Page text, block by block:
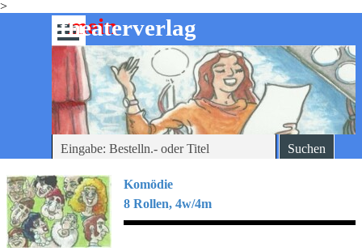
>
Direkt zum Seiteninhalt
-theaterverlag
mein
Menü überspringen
Suchen
Komödie
8 Rollen, 4w/4m